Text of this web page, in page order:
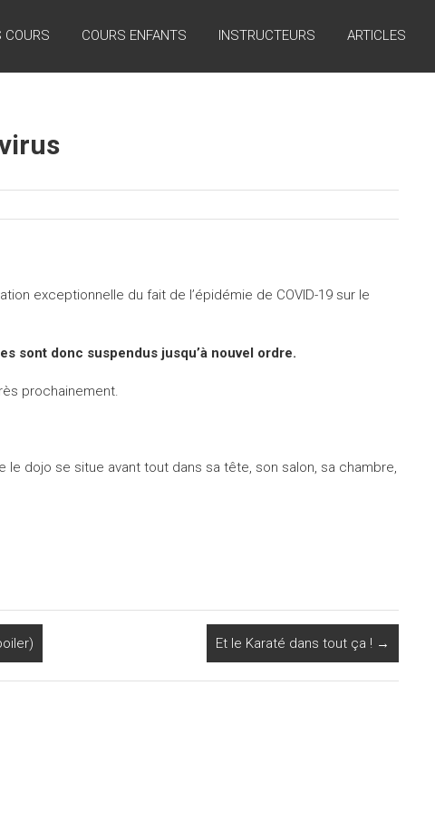
COURS COURS ENFANTS INSTRUCTEURS ARTICLES
exceptionnelle du fait de l’épidémie de COVID-19 sur le
sont donc suspendus jusqu’à nouvel ordre.
prochainement.
le dojo se situe avant tout dans sa tête, son salon, sa chambre,
Et le Karaté dans tout ça ! →